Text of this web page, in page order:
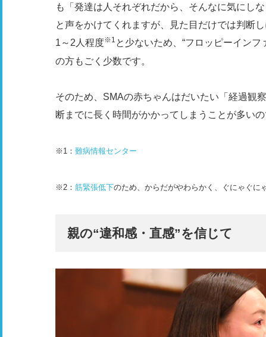
も「発達は人それぞれだから、そんなに気にし
と声をかけてくれますが、見た目だけでは判断
1～2人程度※1 と少ないため、“フロッピーインフ
の方もごく少数です。
そのため、SMAの赤ちゃんはだいたい「経過観
断までに長く時間がかかってしまうことが多いの
※1： 難病情報センター
※2： 筋緊張低下のため、からだがやわらかく、ぐにゃぐに
親の“違和感・直感”を信じて